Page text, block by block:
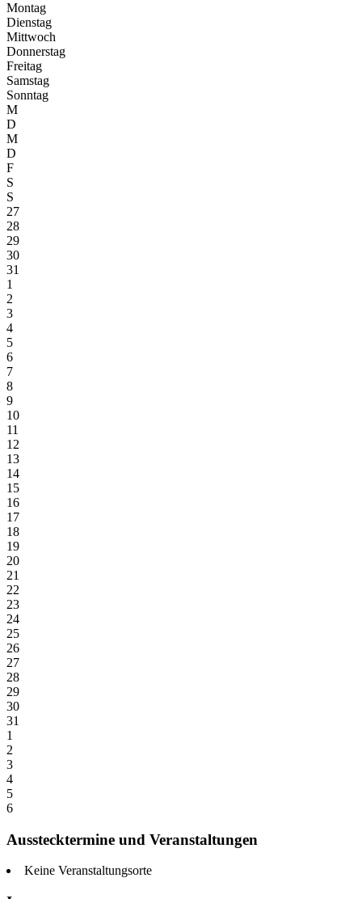
Montag
Dienstag
Mittwoch
Donnerstag
Freitag
Samstag
Sonntag
M
D
M
D
F
S
S
27
28
29
30
31
1
2
3
4
5
6
7
8
9
10
11
12
13
14
15
16
17
18
19
20
21
22
23
24
25
26
27
28
29
30
31
1
2
3
4
5
6
Ausstecktermine und Veranstaltungen
Keine Veranstaltungsorte